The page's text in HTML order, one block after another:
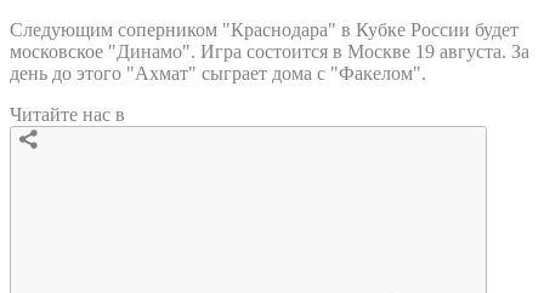
Следующим соперником "Краснодара" в Кубке России будет
московское "Динамо". Игра состоится в Москве 19 августа. За
день до этого "Ахмат" сыграет дома с "Факелом".
Читайте нас в